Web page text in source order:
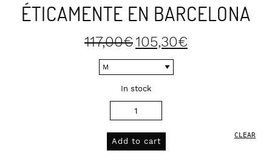
ÉTICAMENTE EN BARCELONA
117,00€ Original
price
was:
105,30€price
CLEAR
In stock
Add to cart